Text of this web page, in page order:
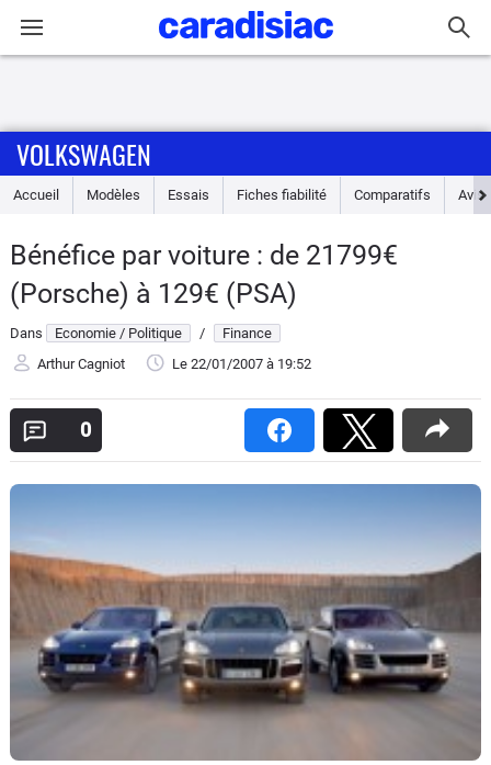
Accueil
Essais
Guide
d'achat
Electriques
Utilitaires
Auto
Services
Forum
Moto
VOLKSWAGEN
Accueil Modèles Essais Fiches fiabilité Comparatifs Avis
Bénéfice par voiture : de 21799€
(Porsche) à 129€ (PSA)
Dans Economie / Politique /
Finance
Arthur Cagniot
Le 22/01/2007 à 19:52
0